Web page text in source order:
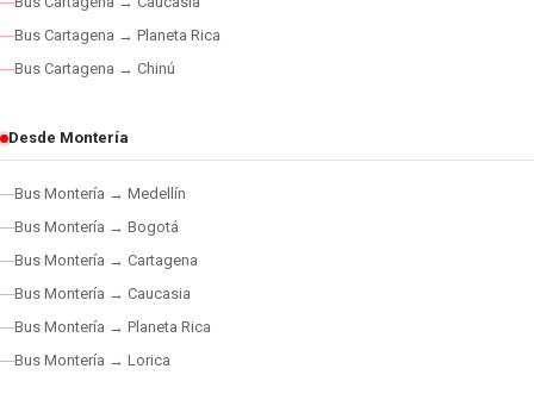
Bus Cartagena → Planeta Rica
Bus Cartagena → Chinú
Desde Montería
Bus Montería → Medellín
Bus Montería → Bogotá
Bus Montería → Cartagena
Bus Montería → Caucasia
Bus Montería → Planeta Rica
Bus Montería → Lorica